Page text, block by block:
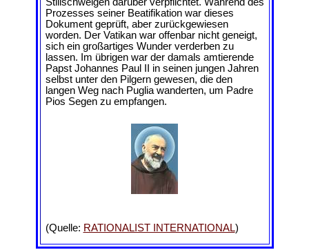
Prozesses seiner Beatifikation war dieses
Dokument geprüft, aber zurückgewiesen
worden. Der Vatikan war offenbar nicht geneigt,
sich ein großartiges Wunder verderben zu
lassen. Im übrigen war der damals amtierende
Papst Johannes Paul II in seinen jungen Jahren
selbst unter den Pilgern gewesen, die den
langen Weg nach Puglia wanderten, um Padre
Pios Segen zu empfangen.
(Quelle: RATIONALIST INTERNATIONAL)